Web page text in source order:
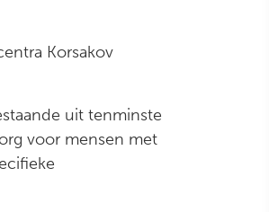
Korsakov
uit tenminste
voor mensen met